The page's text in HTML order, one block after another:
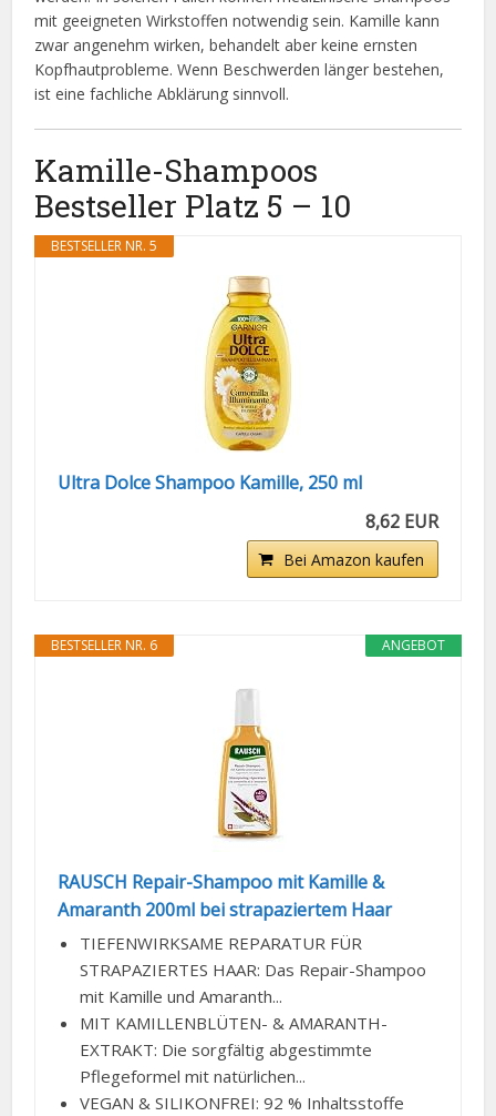
mit geeigneten Wirkstoffen notwendig sein. Kamille kann
zwar angenehm wirken, behandelt aber keine ernsten
Kopfhautprobleme. Wenn Beschwerden länger bestehen,
ist eine fachliche Abklärung sinnvoll.
Kamille-Shampoos
Bestseller Platz 5 – 10
BESTSELLER NR. 5
Ultra Dolce Shampoo Kamille, 250 ml
8,62 EUR
Bei Amazon kaufen
ANGEBOT
BESTSELLER NR. 6
RAUSCH Repair-Shampoo mit Kamille &
Amaranth 200ml bei strapaziertem Haar
TIEFENWIRKSAME REPARATUR FÜR
STRAPAZIERTES HAAR: Das Repair-Shampoo
mit Kamille und Amaranth...
MIT KAMILLENBLÜTEN- & AMARANTH-
EXTRAKT: Die sorgfältig abgestimmte
Pflegeformel mit natürlichen...
VEGAN & SILIKONFREI: 92 % Inhaltsstoffe